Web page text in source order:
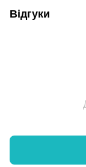
Відгуки